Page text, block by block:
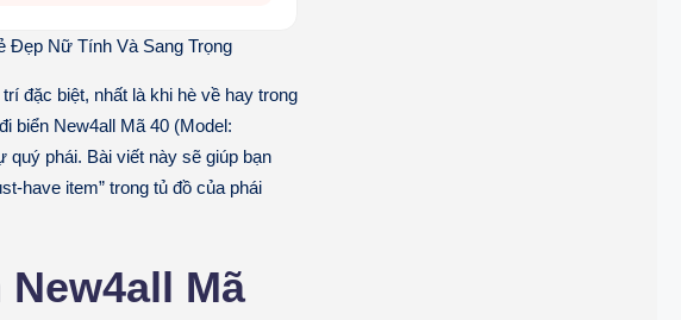
Đẹp Nữ Tính Và Sang Trọng
đặc biệt, nhất là khi hè về hay trong
biển New4all Mã 40 (Model:
quý phái. Bài viết này sẽ giúp bạn
have item” trong tủ đồ của phái
Mã